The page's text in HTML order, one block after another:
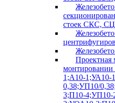
стоек СКС,
Проектная
1;А10-
0,38;УП10/
3;П10-